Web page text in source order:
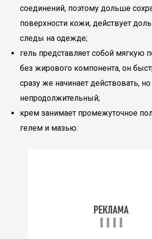
соединений, поэтому дольше
поверхности кожи, действует
следы на одежде;
гель представляет собой мягкую
без жирового компонента, он
сразу же начинает действовать,
непродолжительный;
крем занимает промежуточное
гелем и мазью.